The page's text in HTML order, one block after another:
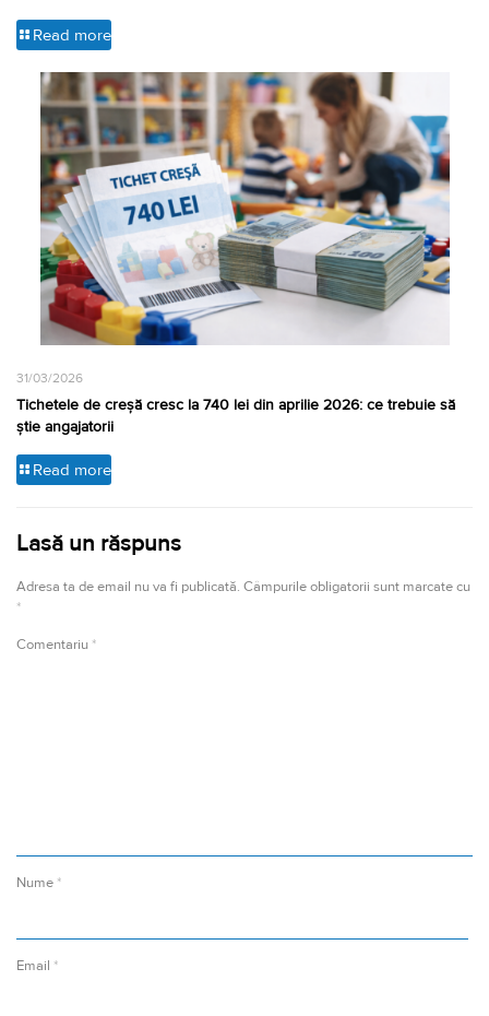
Read more
31/03/2026
Tichetele de creșă cresc la 740 lei din aprilie 2026: ce trebuie să
știe angajatorii
Read more
Lasă un răspuns
Adresa ta de email nu va fi publicată. Câmpurile obligatorii sunt marcate cu
*
Comentariu *
Nume *
Email *